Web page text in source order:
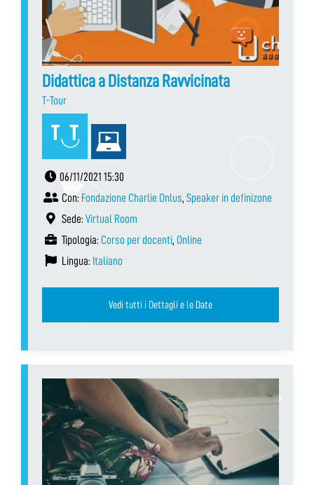
Didattica a Distanza Ravvicinata
T-Tour
06/11/2021 15:30
Con: Fondazione Charlie Onlus, Speaker in definizone
Sede: Virtual Room
Tipologia: Corso per docenti, Online
Lingua: Italiano
Vedi tutti i Dettagli e le Date